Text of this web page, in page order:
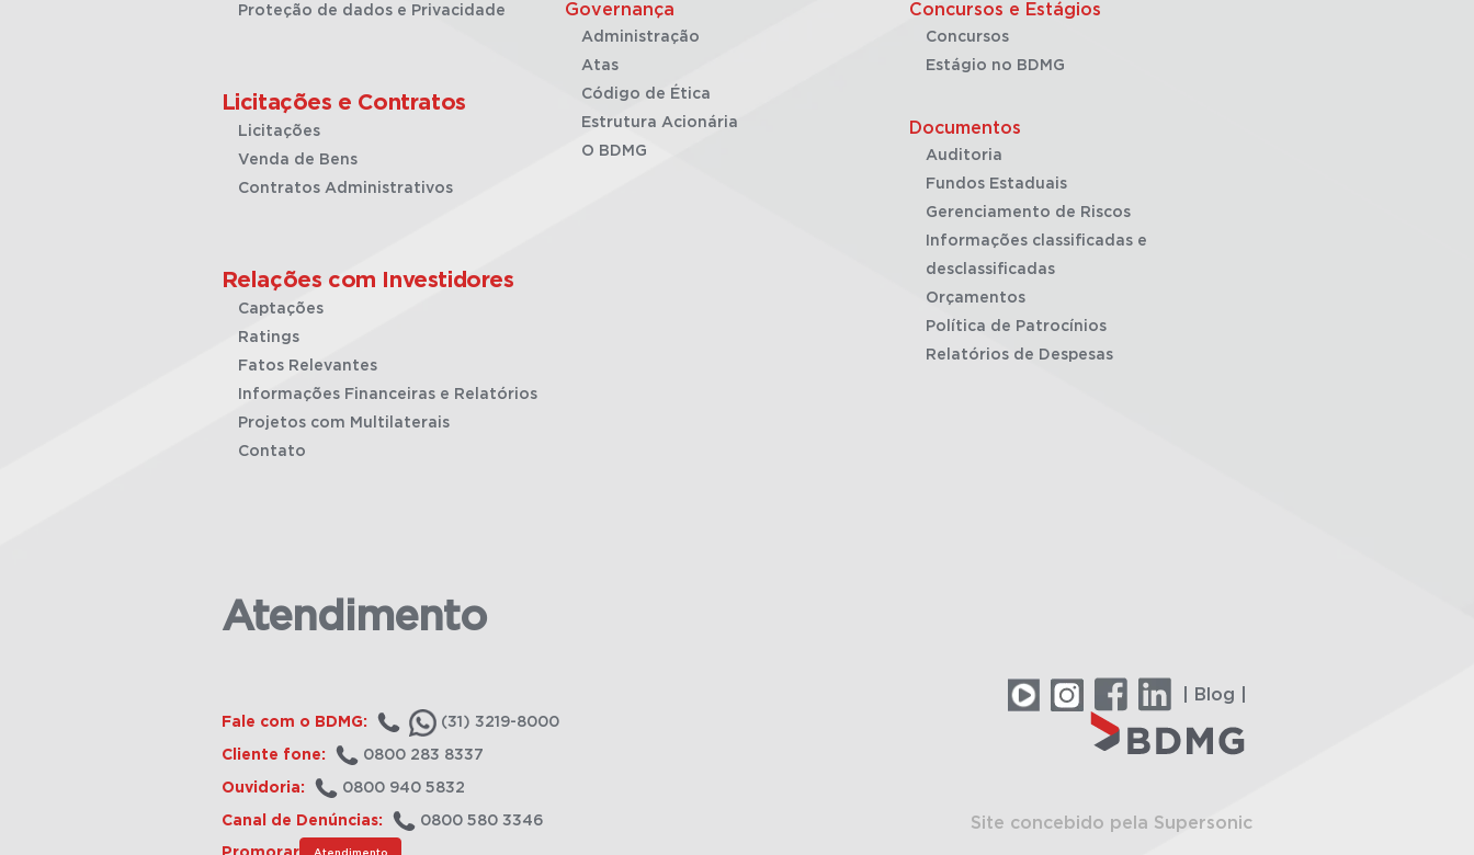
Proteção de dados e Privacidade
Licitações e Contratos
Licitações
Venda de Bens
Contratos Administrativos
Relações com Investidores
Captações
Ratings
Fatos Relevantes
Informações Financeiras e Relatórios
Projetos com Multilaterais
Contato
Governança
Administração
Atas
Código de Ética
Estrutura Acionária
O BDMG
Concursos e Estágios
Concursos
Estágio no BDMG
Documentos
Auditoria
Fundos Estaduais
Gerenciamento de Riscos
Informações classificadas e
desclassificadas
Orçamentos
Política de Patrocínios
Relatórios de Despesas
Atendimento
Fale com o BDMG: (31) 3219-8000
Cliente fone: 0800 283 8337
Ouvidoria: 0800 940 5832
Canal de Denúncias: 0800 580 3346
Atendimento
| Blog |
Site concebido pela Supersonic